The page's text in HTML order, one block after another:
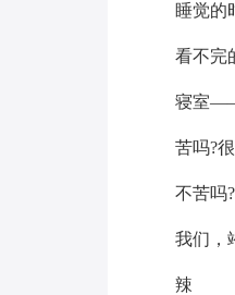
睡觉
看不完
寝室
苦吗?
不苦吗
我们，
辣